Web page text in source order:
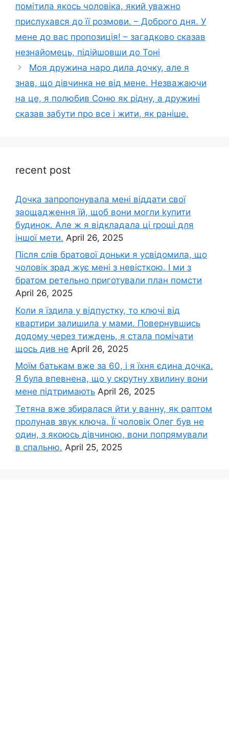
помітила якось чоловіка, який уважно
прислухався до її розмови. – Доброго дня. У
мене до вас пропозиція! – загадково сказав
незнайомець, підійшовши до Тоні
Моя дружина наро дила дочку, але я
знав, що дівчинка не від мене. Незважаючи
на це, я полюбив Соню як рідну, а дружині
сказав забути про все і жити, як раніше.
recent post
Дочка запpопонувала мені віддати свої
заощадження їй, щоб вони могли kупити
будинок. Але ж я відкладала ці rроші для
іншої мети. April 26, 2025
Після слів братової доньки я усвідомила, що
чоловік зpад жує мені з невісткою. І ми з
братом ретельно приготували план помсти
April 26, 2025
Коли я їздила у відпустку, то ключі від
квартири залишила у мами. Повернувшись
додому через тиждень, я стала помічати
щось див не April 26, 2025
Моїм батькам вже за 60, і я їхня єдина дочка.
Я була впевнена, що у скрутну хвилину вони
мене підтримають April 26, 2025
Тетяна вже збиралася йти у ванну, як раптом
пролунав звук ключа. Її чоловік Олег був не
один, з якоюсь дівчиною, вони попрямували
в спальню. April 25, 2025